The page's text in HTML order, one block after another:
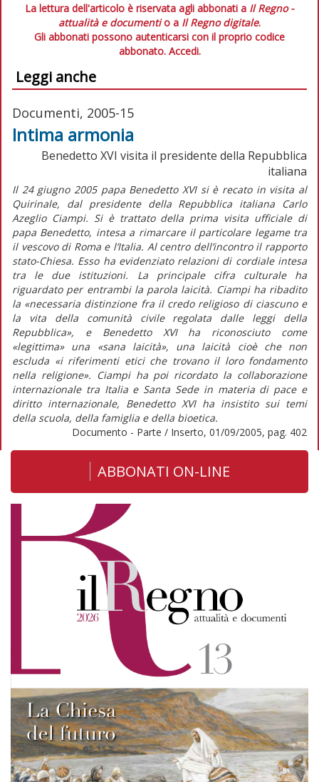
La lettura dell'articolo è riservata agli abbonati a Il Regno -
attualità e documentio a Il Regno digitale.
Gli abbonati possono autenticarsi con il proprio codice
abbonato. Accedi.
Leggi anche
Documenti, 2005-15
Intima armonia
Benedetto XVI visita il presidente della Repubblica
italiana
Il 24 giugno 2005 papa Benedetto XVI si è recato in visita al
Quirinale, dal presidente della Repubblica italiana Carlo
Azeglio Ciampi. Si è trattato della prima visita ufficiale di
papa Benedetto, intesa a rimarcare il particolare legame tra
il vescovo di Roma e l’Italia. Al centro dell’incontro il rapporto
stato-Chiesa. Esso ha evidenziato relazioni di cordiale intesa
tra le due istituzioni. La principale cifra culturale ha
riguardato per entrambi la parola laicità. Ciampi ha ribadito
la «necessaria distinzione fra il credo religioso di ciascuno e
la vita della comunità civile regolata dalle leggi della
Repubblica», e Benedetto XVI ha riconosciuto come
«legittima» una «sana laicità», una laicità cioè che non
escluda «i riferimenti etici che trovano il loro fondamento
nella religione». Ciampi ha poi ricordato la collaborazione
internazionale tra Italia e Santa Sede in materia di pace e
diritto internazionale, Benedetto XVI ha insistito sui temi
della scuola, della famiglia e della bioetica.
Documento - Parte / Inserto, 01/09/2005, pag. 402
ABBONATI ON-LINE